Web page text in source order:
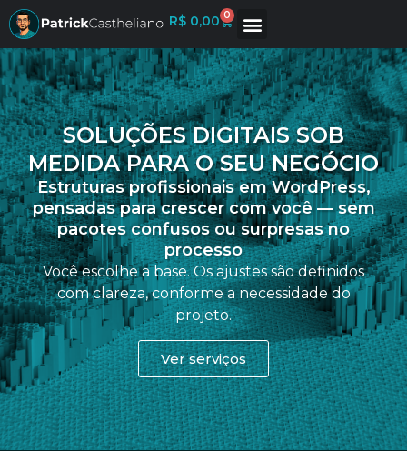
R$ 0,00 0
SOLUÇÕES DIGITAIS SOB
MEDIDA PARA O SEU NEGÓCIO
Estruturas profissionais em WordPress,
pensadas para crescer com você — sem
pacotes confusos ou surpresas no
processo
Você escolhe a base. Os ajustes são definidos
com clareza, conforme a necessidade do
projeto.
Ver serviços